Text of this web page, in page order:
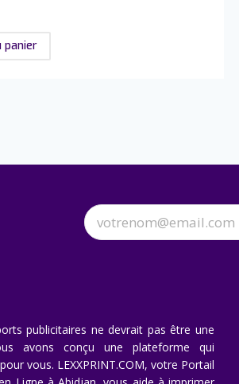
panier
publicitaires ne devrait pas être une
avons conçu une plateforme qui
vous. LEXXPRINT.COM, votre Portail